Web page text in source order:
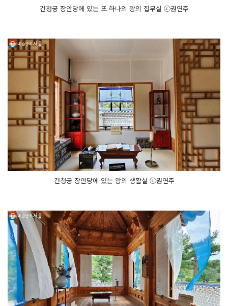
건청궁 장안당에 있는 또 하나의 왕의 집무실 ⓒ권연주
건청궁 장안당에 있는 왕의 생활실 ⓒ권연주